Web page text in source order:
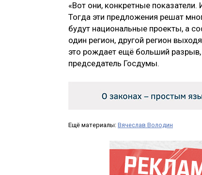
«Вот они, конкретные
Тогда эти предложения решат
будут национальные проекты, а
один регион, другой регион
это рождает ещё больший разрыв,
председатель Госдумы.
Ещё материалы: Вячеслав Володин